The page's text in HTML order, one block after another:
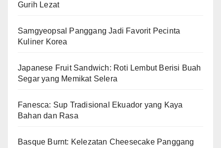
Gurih Lezat
Samgyeopsal Panggang Jadi Favorit Pecinta
Kuliner Korea
Japanese Fruit Sandwich: Roti Lembut Berisi Buah
Segar yang Memikat Selera
Fanesca: Sup Tradisional Ekuador yang Kaya
Bahan dan Rasa
Basque Burnt: Kelezatan Cheesecake Panggang